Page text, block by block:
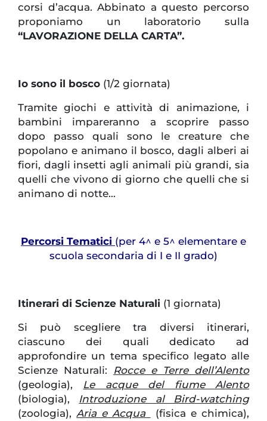
corsi d’acqua. Abbinato a questo percorso
proponiamo un laboratorio sulla
“LAVORAZIONE DELLA CARTA”.
Io sono il bosco (1/2 giornata)
Tramite giochi e attività di animazione, i
bambini impareranno a scoprire passo
dopo passo quali sono le creature che
popolano e animano il bosco, dagli alberi ai
fiori, dagli insetti agli animali più grandi, sia
quelli che vivono di giorno che quelli che si
animano di notte…
Percorsi Tematici (per 4^ e 5^ elementare e
scuola secondaria di I e II grado)
Itinerari di Scienze Naturali (1 giornata)
Si può scegliere tra diversi itinerari,
ciascuno dei quali dedicato ad
approfondire un tema specifico legato alle
Scienze Naturali: Rocce e Terre dell’Alento
(geologia), Le acque del fiume Alento
(biologia), Introduzione al Bird-watching
(zoologia),Aria e Acqua
(fisica e chimica),